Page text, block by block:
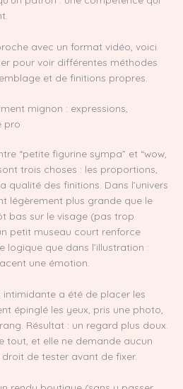
avec un format vidéo, voici
pour voir différentes méthodes
et de finitions propres.
mignon : expressions,
pro
“petite figurine sympa” et “wow,
trois choses : les proportions,
qualité des finitions. Dans l’univers
légèrement plus grande que le
bas sur le visage (pas trop
petit museau court renforce
logique que dans l’illustration :
une émotion.
intimidante a été de placer les
épinglé les yeux, pris une photo,
Résultat : un regard plus doux.
tout, et elle ne demande aucun
de tester avant de fixer.